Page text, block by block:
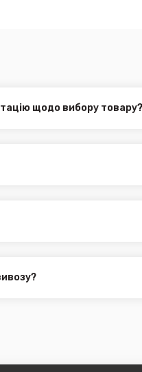
щодо вибору товару?
- 3 дні)
- 3 дні за повною
і т.д.).